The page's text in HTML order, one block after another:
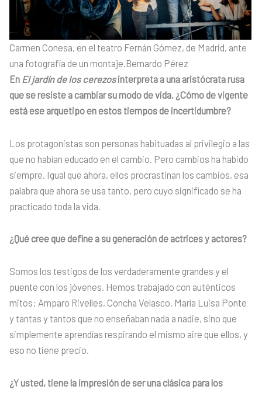
Carmen Conesa, en el teatro Fernán Gómez, de Madrid, ante
una fotografía de un montaje.Bernardo Pérez
En El jardín de los cerezosinterpreta a una aristócrata rusa
que se resiste a cambiar su modo de vida. ¿Cómo de vigente
está ese arquetipo en estos tiempos de incertidumbre?
Los protagonistas son personas habituadas al privilegio a las
que no habían educado en el cambio. Pero cambios ha habido
siempre. Igual que ahora, ellos procrastinan los cambios, esa
palabra que ahora se usa tanto, pero cuyo significado se ha
practicado toda la vida.
¿Qué cree que define a su generación de actrices y actores?
Somos los testigos de los verdaderamente grandes y el
puente con los jóvenes. Hemos trabajado con auténticos
mitos: Amparo Rivelles, Concha Velasco, María Luisa Ponte
y tantas y tantos que no enseñaban nada a nadie, sino que
simplemente aprendías respirando el mismo aire que ellos, y
eso no tiene precio.
¿Y usted, tiene la impresión de ser una clásica para los